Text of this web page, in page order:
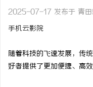
2025-07-17 发布于 青田
手机云影院
随着科技的飞速发展，传
好者提供了更加便捷、高